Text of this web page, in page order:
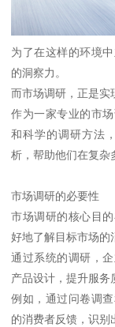
为了在这样的环境
的洞察力。
而市场调研，正是实
作为一家专业的市
和科学的调研方法
析，帮助他们在复杂
市场调研的必要性
市场调研的核心目
好地了解目标市场的
通过系统的调研，
产品设计，提升服务
例如，通过问卷调
的消费者反馈，识别